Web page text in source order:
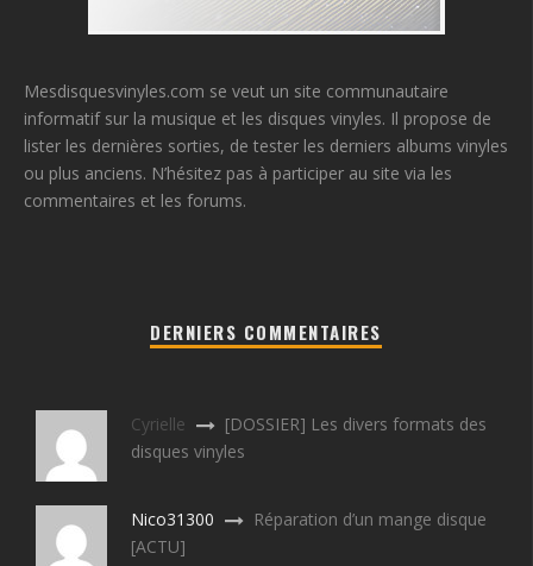
Mesdisquesvinyles.com se veut un site communautaire
informatif sur la musique et les disques vinyles. Il propose de
lister les dernières sorties, de tester les derniers albums vinyles
ou plus anciens. N’hésitez pas à participer au site via les
commentaires et les forums.
DERNIERS COMMENTAIRES
Cyrielle
[DOSSIER] Les divers formats des
disques vinyles
Nico31300
Réparation d’un mange disque
[ACTU]